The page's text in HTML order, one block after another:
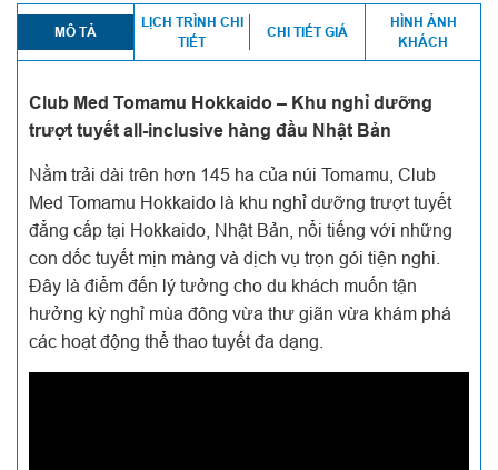
MÔ TẢ
LỊCH TRÌNH CHI
TIẾT
CHI TIẾT GIÁ
HÌNH ẢNH
KHÁCH
Club Med Tomamu Hokkaido – Khu nghỉ dưỡng
trượt tuyết all-inclusive hàng đầu Nhật Bản
Nằm trải dài trên hơn 145 ha của núi Tomamu, Club
Med Tomamu Hokkaido là khu nghỉ dưỡng trượt tuyết
đẳng cấp tại Hokkaido, Nhật Bản, nổi tiếng với những
con dốc tuyết mịn màng và dịch vụ trọn gói tiện nghi.
Đây là điểm đến lý tưởng cho du khách muốn tận
hưởng kỳ nghỉ mùa đông vừa thư giãn vừa khám phá
các hoạt động thể thao tuyết đa dạng.